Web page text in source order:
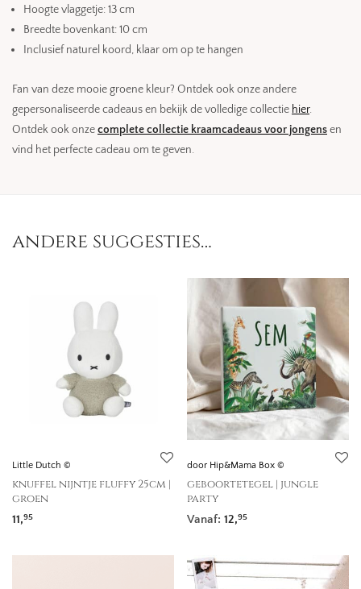
Hoogte vlaggetje: 13 cm
Breedte bovenkant: 10 cm
Inclusief naturel koord, klaar om op te hangen
Fan van deze mooie groene kleur? Ontdek ook onze andere
gepersonaliseerde cadeaus en bekijk de volledige collectie hier.
Ontdek ook onzecomplete collectie kraamcadeaus voor jongensen
vind het perfecte cadeau om te geven.
andere suggesties…
Little Dutch ©
knuffel nijntje fluffy 25cm |
groen
11,95
door Hip&Mama Box ©
geboortetegel | jungle
party
Vanaf: 12,95